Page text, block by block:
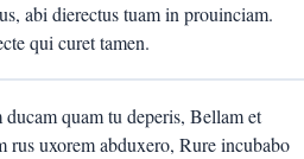
abi dierectus tuam in prouinciam.
qui curet tamen.
quam tu deperis, Bellam et
rus uxorem abduxero, Rure incubabo